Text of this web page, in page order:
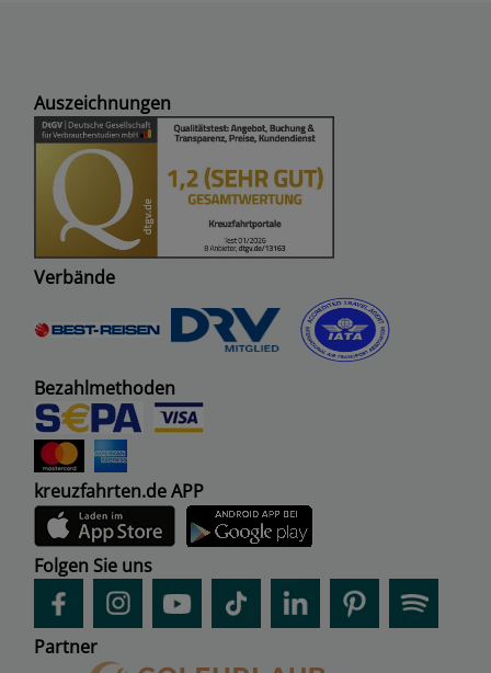
Auszeichnungen
Verbände
Bezahlmethoden
kreuzfahrten.de APP
Folgen Sie uns
Partner